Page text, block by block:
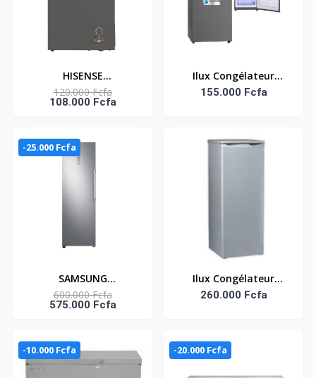
HISENSE
CONGELATEUR
HORIZONTAL 144LT -
120.000 Fcfa
108.000 Fcfa
Ilux Congélateur
Vertical - ILCV150 -
155.000 Fcfa
-25.000 Fcfa
SAMSUNG
CONGELATEUR
VERTICAL - 315LT
600.000 Fcfa
575.000 Fcfa
Ilux Congélateur
Vertical 275 L - ILCV275
Gris
260.000 Fcfa
-10.000 Fcfa -20.000 Fcfa